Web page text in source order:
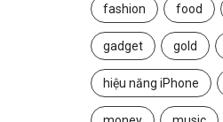
fashion food
gadget gold
hiệu năng iPhone